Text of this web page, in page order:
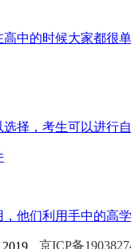
中的时候大家都很
择，考生可以进行
他们利用手中的高
京ICP备